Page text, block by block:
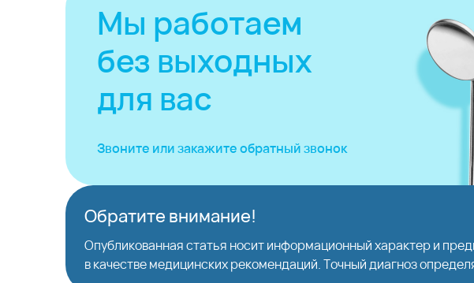
Мы работаем
без выходных
для вас
Звоните или закажитеобратный звонок
Обратите внимание!
Опубликованная статья носит информационный характер и
в качестве медицинских рекомендаций. Точный диагноз